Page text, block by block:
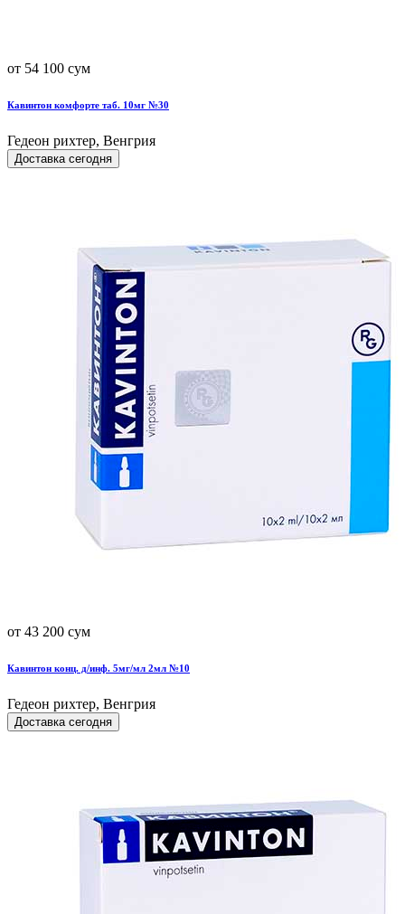
от 54 100 сум
Кавинтон комфорте таб. 10мг №30
Гедеон рихтер, Венгрия
Доставка сегодня
от 43 200 сум
Кавинтон конц. д/инф. 5мг/мл 2мл №10
Гедеон рихтер, Венгрия
Доставка сегодня